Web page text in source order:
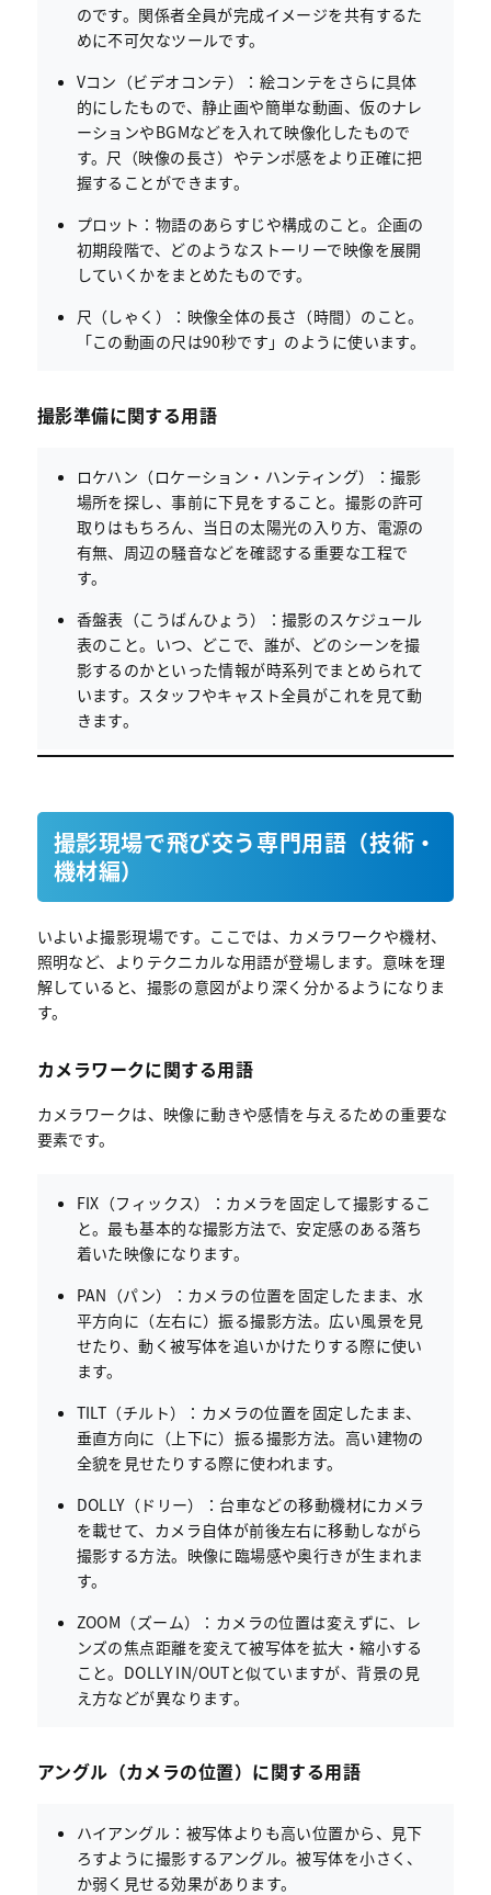
のです。関係者全員が完成イメージを共有するた
めに不可欠なツールです。
Vコン（ビデオコンテ）：絵コンテをさらに具体
的にしたもので、静止画や簡単な動画、仮のナレ
ーションやBGMなどを入れて映像化したもので
す。尺（映像の長さ）やテンポ感をより正確に把
握することができます。
プロット：物語のあらすじや構成のこと。企画の
初期段階で、どのようなストーリーで映像を展開
していくかをまとめたものです。
尺（しゃく）：映像全体の長さ（時間）のこと。
「この動画の尺は90秒です」のように使います。
撮影準備に関する用語
ロケハン（ロケーション・ハンティング）：撮影
場所を探し、事前に下見をすること。撮影の許可
取りはもちろん、当日の太陽光の入り方、電源の
有無、周辺の騒音などを確認する重要な工程で
す。
香盤表（こうばんひょう）：撮影のスケジュール
表のこと。いつ、どこで、誰が、どのシーンを撮
影するのかといった情報が時系列でまとめられて
います。スタッフやキャスト全員がこれを見て動
きます。
撮影現場で飛び交う専門用語（技術・
機材編）
いよいよ撮影現場です。ここでは、カメラワークや機材、
照明など、よりテクニカルな用語が登場します。意味を理
解していると、撮影の意図がより深く分かるようになりま
す。
カメラワークに関する用語
カメラワークは、映像に動きや感情を与えるための重要な
要素です。
FIX（フィックス）：カメラを固定して撮影するこ
と。最も基本的な撮影方法で、安定感のある落ち
着いた映像になります。
PAN（パン）：カメラの位置を固定したまま、水
平方向に（左右に）振る撮影方法。広い風景を見
せたり、動く被写体を追いかけたりする際に使い
ます。
TILT（チルト）：カメラの位置を固定したまま、
垂直方向に（上下に）振る撮影方法。高い建物の
全貌を見せたりする際に使われます。
DOLLY（ドリー）：台車などの移動機材にカメラ
を載せて、カメラ自体が前後左右に移動しながら
撮影する方法。映像に臨場感や奥行きが生まれま
す。
ZOOM（ズーム）：カメラの位置は変えずに、レ
ンズの焦点距離を変えて被写体を拡大・縮小する
こと。DOLLY IN/OUTと似ていますが、背景の見
え方などが異なります。
アングル（カメラの位置）に関する用語
ハイアングル：被写体よりも高い位置から、見下
ろすように撮影するアングル。被写体を小さく、
か弱く見せる効果があります。